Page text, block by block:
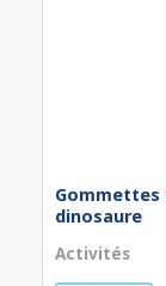
Gommettes
dinosaure
Activités